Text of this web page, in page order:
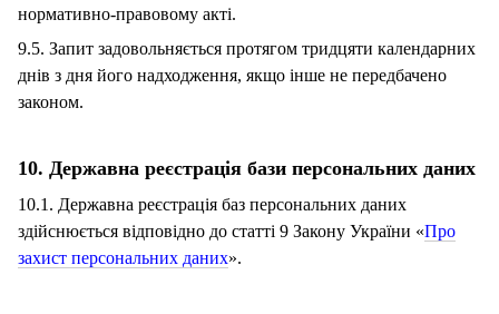
нормативно-правовому акті.
9.5. Запит задовольняється протягом тридцяти календарних
днів з дня його надходження, якщо інше не передбачено
законом.
10. Державна реєстрація бази персональних даних
10.1. Державна реєстрація баз персональних даних
здійснюється відповідно до статті 9 Закону України «Про
захист персональних даних».